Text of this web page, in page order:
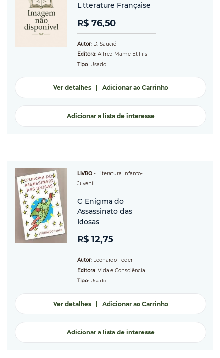
Litterature Française
R$ 76,50
Autor: D. Saucié
Editora: Alfred Mame Et Fils
Tipo: Usado
Ver detalhes| Adicionar ao Carrinho
Adicionar a lista de interesse
LIVRO - Literatura Infanto-
Juvenil
O Enigma do
Assassinato das
Idosas
R$ 12,75
Autor: Leonardo Feder
Editora: Vida e Consciência
Tipo: Usado
Ver detalhes| Adicionar ao Carrinho
Adicionar a lista de interesse